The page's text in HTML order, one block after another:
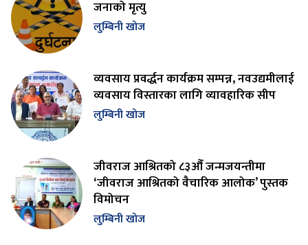
जनाको मृत्यु
लुम्बिनी खोज
व्यवसाय प्रवर्द्धन कार्यक्रम सम्पन्न, नवउद्यमीलाई
व्यवसाय विस्तारका लागि व्यावहारिक सीप
लुम्बिनी खोज
जीवराज आश्रितको ८३औँ जन्मजयन्तीमा
‘जीवराज आश्रितको वैचारिक आलोक’ पुस्तक
विमोचन
लुम्बिनी खोज